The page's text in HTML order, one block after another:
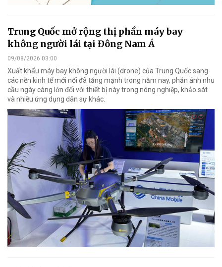
Trung Quốc mở rộng thị phần máy bay
không người lái tại Đông Nam Á
09/08/2026 03:00
Xuất khẩu máy bay không người lái (drone) của Trung Quốc sang
các nền kinh tế mới nổi đã tăng mạnh trong năm nay, phản ánh nhu
cầu ngày càng lớn đối với thiết bị này trong nông nghiệp, khảo sát
và nhiều ứng dụng dân sự khác.